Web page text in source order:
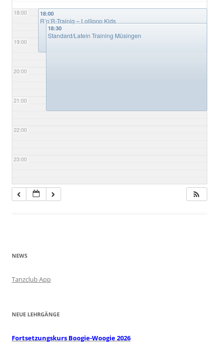
18:00
19:00
20:00
21:00
22:00
23:00
18:00
R’n’R-Trainig – Lollipop Kids
18:30
Standard/Latein Training Müsingen
NEWS
Tanzclub App
NEUE LEHRGÄNGE
Fortsetzungskurs Boogie-Woogie 2026